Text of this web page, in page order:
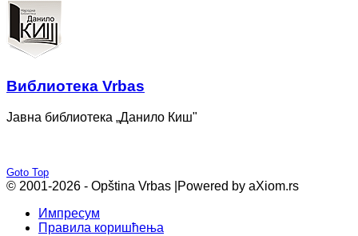
Bиблиотека Vrbas
Јавна библиотека „Данило Киш"
Goto Top
© 2001-2026 - Opština Vrbas | Powered by aXiom.rs
Импресум
Правила коришћења